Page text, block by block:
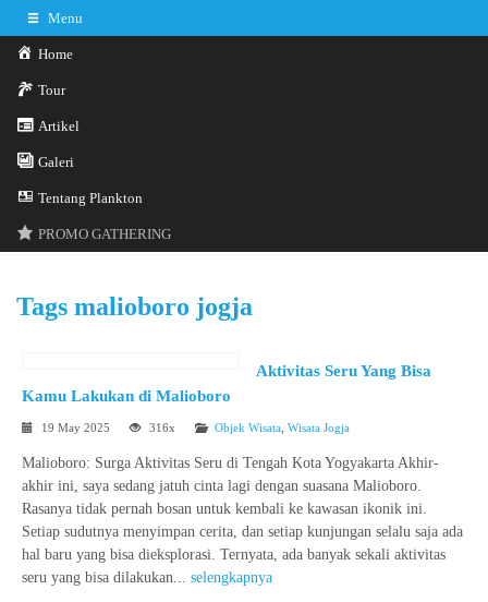
Menu
Home
Tour
Artikel
Galeri
Tentang Plankton
PROMO GATHERING
Tags malioboro jogja
Aktivitas Seru Yang Bisa
Kamu Lakukan di Malioboro
19 May 2025 316x Objek Wisata Wisata Jogja
Malioboro: Surga Aktivitas Seru di Tengah Kota Yogyakarta Akhir-
akhir ini, saya sedang jatuh cinta lagi dengan suasana Malioboro.
Rasanya tidak pernah bosan untuk kembali ke kawasan ikonik ini.
Setiap sudutnya menyimpan cerita, dan setiap kunjungan selalu saja ada
hal baru yang bisa dieksplorasi. Ternyata, ada banyak sekali aktivitas
seru yang bisa dilakukan... selengkapnya